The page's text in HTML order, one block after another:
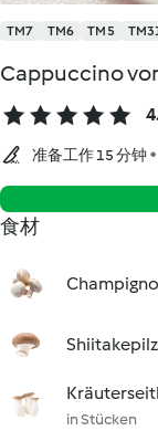
TM7 TM6 TM5
Cappuccino
准备工作 15 分钟
食材
in Stücken